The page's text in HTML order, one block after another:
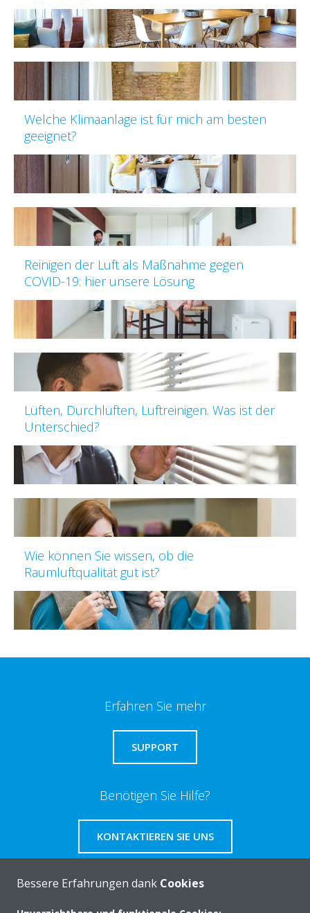
Welche Klimaanlage ist für mich am besten
geeignet?
Reinigen der Luft als Maßnahme gegen
COVID-19: hier unsere Lösung
Lüften, Durchlüften, Luftreinigen. Was ist der
Unterschied?
Wie können Sie wissen, ob die
Raumluftqualität gut ist?
Erfahren Sie mehr
SUPPORT
Benötigen Sie Hilfe?
KONTAKTIEREN SIE UNS
Bessere Erfahrungen dank Cookies